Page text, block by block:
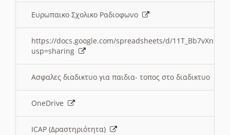
Ευρωπαικο Σχολικο Ραδιοφωνο
https://docs.google.com/spreadsheets/d/
usp=sharing
Ασφαλες διαδικτυο για παιδια- τοπος στο διαδικτυο
OneDrive
ICAP (Δραστηριότητα)